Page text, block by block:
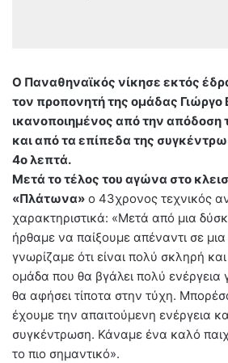
Ο Παναθηναϊκός νίκησε εκτός
τον προπονητή της ομάδας Γιώργο
ικανοποιημένος από την απόδοση
και από τα επίπεδα της
4ο λεπτά.
Μετά το τέλος του αγώνα στο
«Πλάτωνα» ο 43χρονος τεχνικός
χαρακτηριστικά: «Μετά από μια
ήρθαμε να παίξουμε απέναντι σε
γνωρίζαμε ότι είναι πολύ σκληρή
ομάδα που θα βγάλει πολύ ενέργεια
θα αφήσει τίποτα στην τύχη.
έχουμε την απαιτούμενη ενέργεια
συγκέντρωση. Κάναμε ένα καλό
το πιο σημαντικό».